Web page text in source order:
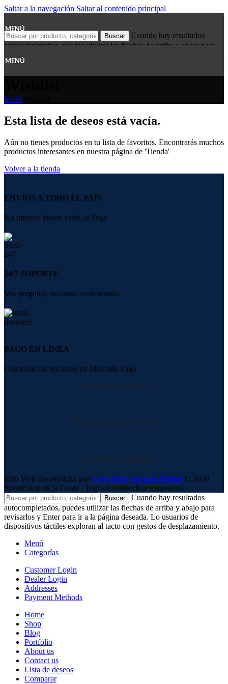
Saltar a la navegación Saltar al contenido principal
MENÚ
Buscar
Cuando hay resultados
autocompletados, puedes utilizar las flechas de arriba y abajo para
dispositivos táctiles exploran al tacto con gestos de desplazamiento.
MENÚ
Inicio
Esta lista de deseos está vacía.
Aún no tienes productos en tu lista de favoritos. Encontrarás muchos
productos interesantes en nuestra página de 'Tienda'
Volver a la tienda
ENVÍOS A TODO EL PAÍS
No importa donde estés, te llega.
24/7 SOPORTE
Vos preguntá, nosotros contestamos.
PAGO EN LÍNEA
Con todas las opciones de Mercado Pago
FORMAS DE PAGO
EMPRESAS DE ENVIO
NUESTRAS REDES
Sitio Web desarrollado por Creactivos Agencia Digital © 2026
SpeedShop de la Costa - Todos los derechos reservados.
Buscar
Cuando hay resultados
autocompletados, puedes utilizar las flechas de arriba y abajo para
revisarlos y Enter para ir a la página deseada. Lo usuarios de
dispositivos táctiles exploran al tacto con gestos de desplazamiento.
Menú
Categorías
Customer Login
Dealer Login
Addresses
Payment Methods
Home
Shop
Blog
Portfolio
About us
Contact us
Lista de deseos
Comparar